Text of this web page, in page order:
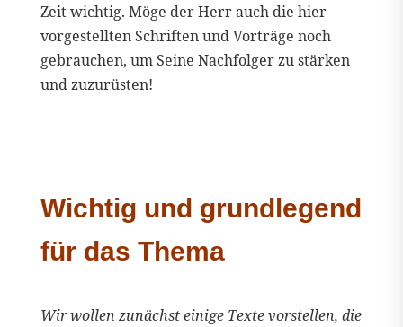
Zeit wichtig. Möge der Herr auch die hier
vorgestellten Schriften und Vorträge noch
gebrauchen, um Seine Nachfolger zu stärken
und zuzurüsten!
Wichtig und grundlegend
für das Thema
Wir wollen zunächst einige Texte vorstellen, die